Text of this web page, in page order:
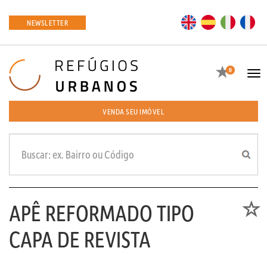
NEWSLETTER EN ES
Favoritos
0
VENDA SEU IMÓVEL
APÊ REFORMADO TIPO
CAPA DE REVISTA